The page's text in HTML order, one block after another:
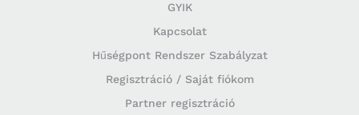
GYIK
Kapcsolat
Hűségpont Rendszer Szabályzat
Regisztráció / Saját fiókom
Partner regisztráció